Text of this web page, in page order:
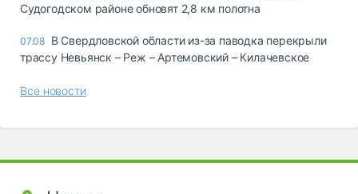
Судогодском районе обновят 2,8 км полотна
07.08 В Свердловской области из-за паводка перекрыли
трассу Невьянск – Реж – Артемовский – Килачевское
Все новости